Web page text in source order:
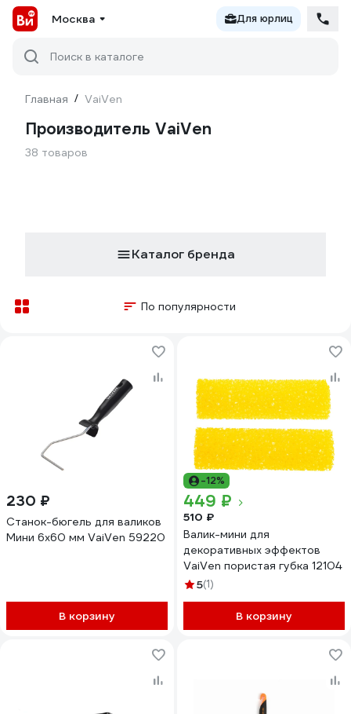
Москва Для юрлиц
Поиск в каталоге
Главная / VaiVen
Производитель VaiVen
38 товаров
Каталог бренда
По популярности
230 ₽
Станок-бюгель для валиков
Мини 6х60 мм VaiVen 59220
В корзину
-12%
449 ₽
510 ₽
Валик-мини для
декоративных эффектов
VaiVen пористая губка 12104
5(1)
В корзину